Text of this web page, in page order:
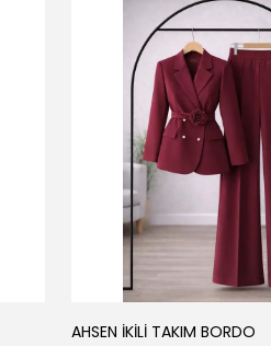
AHSEN İKİLİ TAKIM BORDO